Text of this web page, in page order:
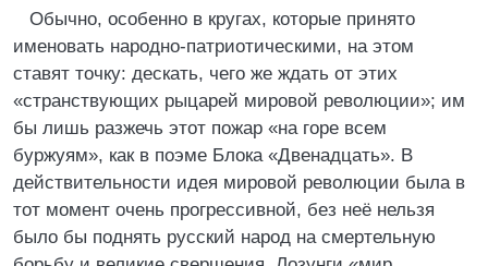
Обычно, особенно в кругах, которые принято
именовать народно-патриотическими, на этом
ставят точку: дескать, чего же ждать от этих
«странствующих рыцарей мировой революции»; им
бы лишь разжечь этот пожар «на горе всем
буржуям», как в поэме Блока «Двенадцать». В
действительности идея мировой революции была в
тот момент очень прогрессивной, без неё нельзя
было бы поднять русский народ на смертельную